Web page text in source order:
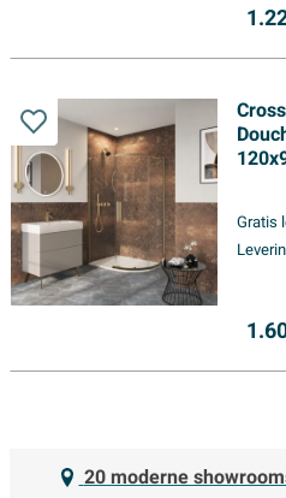
Gratis
20 moderne